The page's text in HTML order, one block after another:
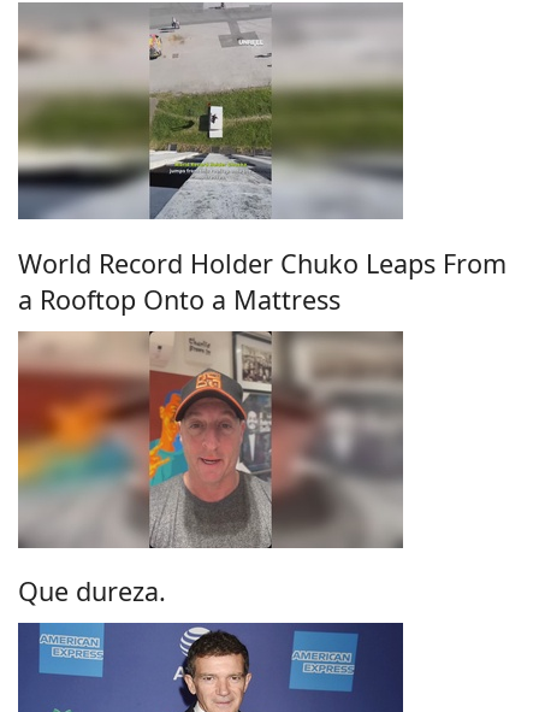
World Record Holder Chuko Leaps From
a Rooftop Onto a Mattress
Que dureza.